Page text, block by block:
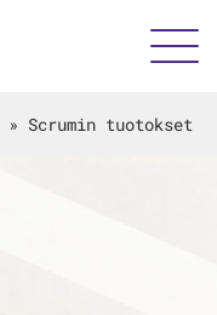
» Scrumin tuotokset